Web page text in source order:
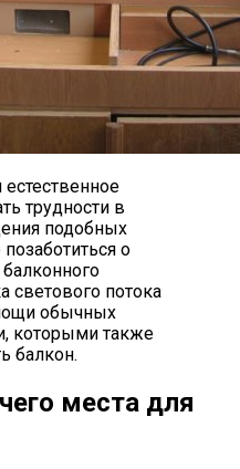
трудности в
подобных
о
светового потока
обычных
которыми также
балкон.
места для